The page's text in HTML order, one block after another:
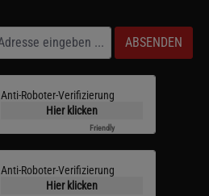
ABSENDEN
Anti-Roboter-Verifizierung
Hier klicken
Friendly
Anti-Roboter-Verifizierung
Hier klicken